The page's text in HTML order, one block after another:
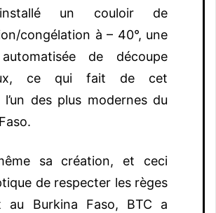
un couloir de
congélation à – 40°, une
de découpe
ce qui fait de cet
l’un des plus modernes du
sa création, et ceci
de respecter les règes
au Burkina Faso, BTC a